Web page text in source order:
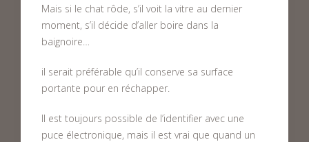
Mais si le chat rôde, s’il voit la vitre au dernier
moment, s’il décide d’aller boire dans la
baignoire…
il serait préférable qu’il conserve sa surface
portante pour en réchapper.
Il est toujours possible de l’identifier avec une
puce électronique, mais il est vrai que quand un